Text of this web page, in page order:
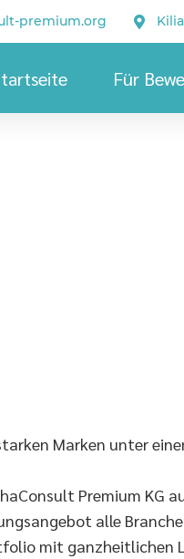
premium.org
Für
Marken unter
Premium
alle
mit ganzheitlichen